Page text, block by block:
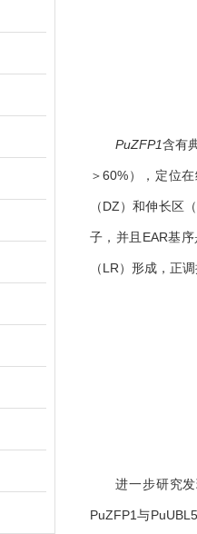
PuZFP1含有
＞60%），定位
（DZ）和伸长区
子，并且EAR基
（LR）形成，正
进一步研究
PuZFP1与